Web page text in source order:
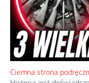
Szlachetna duma z
Jednym z dziedzictw
oceniania wszystkiego
również polityki